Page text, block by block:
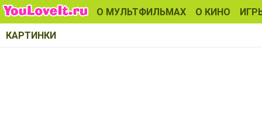
О МУЛЬТФИЛЬМАХ О КИНО
КАРТИНКИ